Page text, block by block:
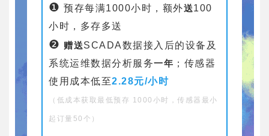
❶ 预存每满1000小时，额外送100
小时，多存多送
❷ 赠送SCADA数据接入后的设备及
系统运维数据分析服务一年 ； 传感器
使用成本低至2.28元/小时
（低成本获取最低预存 1000小时，传感器最小
起订量50个）